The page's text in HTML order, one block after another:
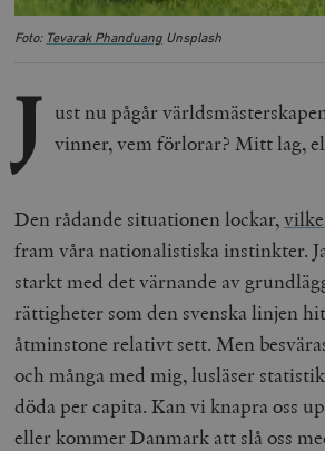
Foto: Tevarak Phanduang Unsplash
J ust nu pågår
vinner, vem förlorar? Mitt lag,
Den rådande situationen lockar,
fram våra nationalistiska instinkter.
starkt med det värnande av
rättigheter som den svenska linjen
åtminstone relativt sett. Men
och många med mig, lusläser
döda per capita. Kan vi knapra oss
eller kommer Danmark att slå oss